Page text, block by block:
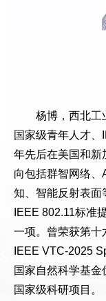
杨博，西北工
国家级青年人才
年先后在美国和新
向包括群智网络
知、智能反射表面
IEEE 802.11标准
一项。曾荣获第十
IEEE VTC-2025
国家自然科学基
国家级科研项目。